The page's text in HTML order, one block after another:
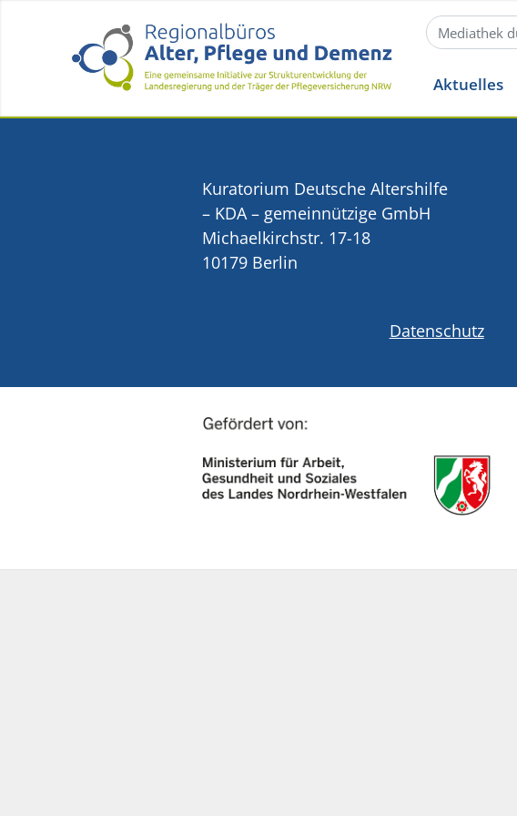
Aktuelles
Kuratorium Deutsche Altershilfe
– KDA – gemeinnützige GmbH
Michaelkirchstr. 17-18
10179 Berlin
Datenschutz